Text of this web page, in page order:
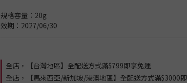
規格容量：20g
效期：2027/06/30
全店，【台灣地區】全配送方式滿$799即享免運
全店，【馬來西亞/新加坡/港澳地區】全配送方式滿$3000即